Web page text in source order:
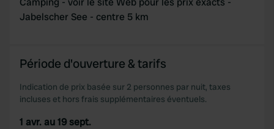
Jabelscher See - centre 5 km
Période d'ouverture & tarifs
Indication de prix basée sur 2 personnes par nuit, taxes
incluses et hors frais supplémentaires éventuels.
1 avr. au 19 sept.